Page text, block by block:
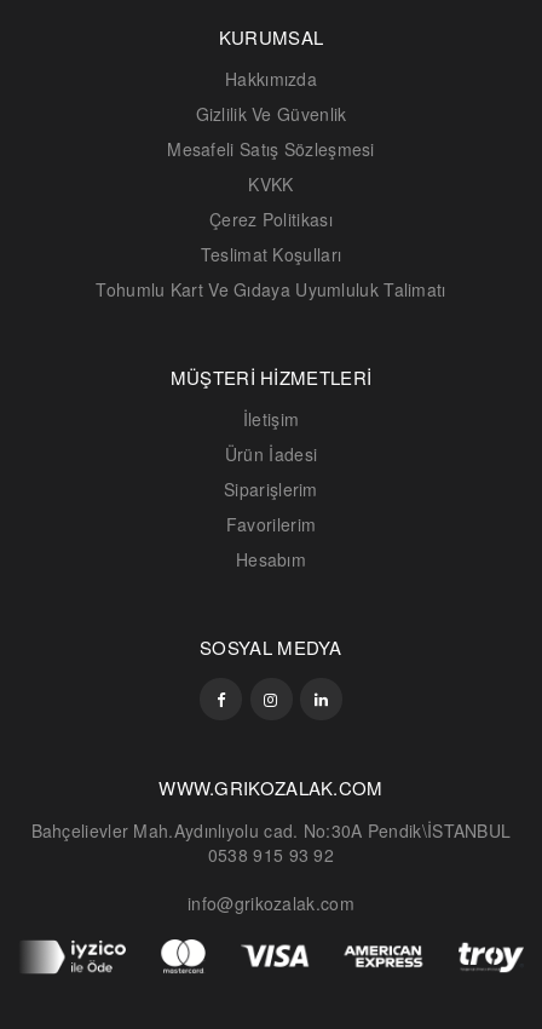
KURUMSAL
Hakkımızda
Gizlilik Ve Güvenlik
Mesafeli Satış Sözleşmesi
KVKK
Çerez Politikası
Teslimat Koşulları
Tohumlu Kart Ve Gıdaya Uyumluluk Talimatı
MÜŞTERİ HİZMETLERİ
İletişim
Ürün İadesi
Siparişlerim
Favorilerim
Hesabım
SOSYAL MEDYA
WWW.GRIKOZALAK.COM
Bahçelievler Mah.Aydınlıyolu cad. No:30A Pendik\İSTANBUL
0538 915 93 92
info@grikozalak.com